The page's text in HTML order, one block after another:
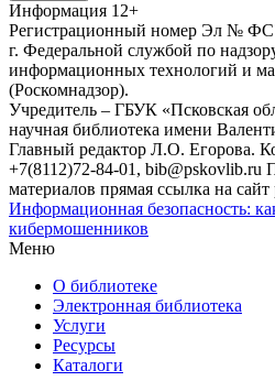
Информация 12+
Регистрационный номер Эл №
г. Федеральной службой по
информационных технологий и
(Роскомнадзор).
Учредитель – ГБУК «Псковская
научная библиотека имени
Главный редактор Л.О. Егорова.
+7(8112)72-84-01, bib@pskovlib.ru
материалов прямая ссылка на сайт
Информационная безопасность:
кибермошенников
Меню
О библиотеке
Электронная библиотека
Услуги
Ресурсы
Каталоги